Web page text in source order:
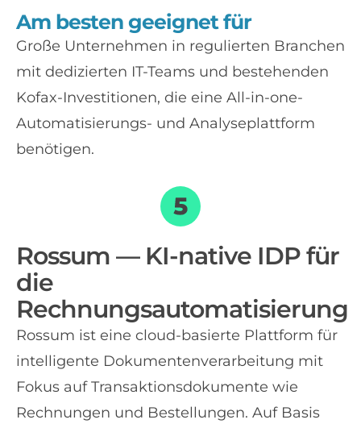
Am besten geeignet für
Große Unternehmen in regulierten Branchen
mit dedizierten IT-Teams und bestehenden
Kofax-Investitionen, die eine All-in-one-
Automatisierungs- und Analyseplattform
benötigen.
Rossum — KI-native IDP für
die
Rechnungsautomatisierung
Rossum ist eine cloud-basierte Plattform für
intelligente Dokumentenverarbeitung mit
Fokus auf Transaktionsdokumente wie
Rechnungen und Bestellungen. Auf Basis